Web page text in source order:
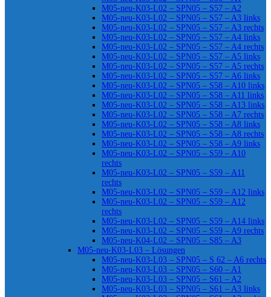
M05-neu-K03-L02 – SPN05 – S57 – A2
M05-neu-K03-L02 – SPN05 – S57 – A3 links
M05-neu-K03-L02 – SPN05 – S57 – A3 rechts
M05-neu-K03-L02 – SPN05 – S57 – A4 links
M05-neu-K03-L02 – SPN05 – S57 – A4 rechts
M05-neu-K03-L02 – SPN05 – S57 – A5 links
M05-neu-K03-L02 – SPN05 – S57 – A5 rechts
M05-neu-K03-L02 – SPN05 – S57 – A6 links
M05-neu-K03-L02 – SPN05 – S58 – A10 links
M05-neu-K03-L02 – SPN05 – S58 – A11 links
M05-neu-K03-L02 – SPN05 – S58 – A13 links
M05-neu-K03-L02 – SPN05 – S58 – A7 rechts
M05-neu-K03-L02 – SPN05 – S58 – A8 links
M05-neu-K03-L02 – SPN05 – S58 – A8 rechts
M05-neu-K03-L02 – SPN05 – S58 – A9 links
M05-neu-K03-L02 – SPN05 – S59 – A10
rechts
M05-neu-K03-L02 – SPN05 – S59 – A11
rechts
M05-neu-K03-L02 – SPN05 – S59 – A12 links
M05-neu-K03-L02 – SPN05 – S59 – A12
rechts
M05-neu-K03-L02 – SPN05 – S59 – A14 links
M05-neu-K03-L02 – SPN05 – S59 – A9 rechts
M05-neu-K04-L02 – SPN05 – S85 – A3
M05-neu-K03-L03 – Lösungen
M05-neu-K03-L03 – SPN05 – S 62 – A6 rechts
M05-neu-K03-L03 – SPN05 – S60 – A1
M05-neu-K03-L03 – SPN05 – S61 – A2
M05-neu-K03-L03 – SPN05 – S61 – A3 links